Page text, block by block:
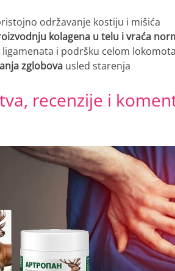
održavanje kostiju i mišića
kolagena u telu i vraća
ligamenata i podršku celom
zglobova usled starenja
recenzije i